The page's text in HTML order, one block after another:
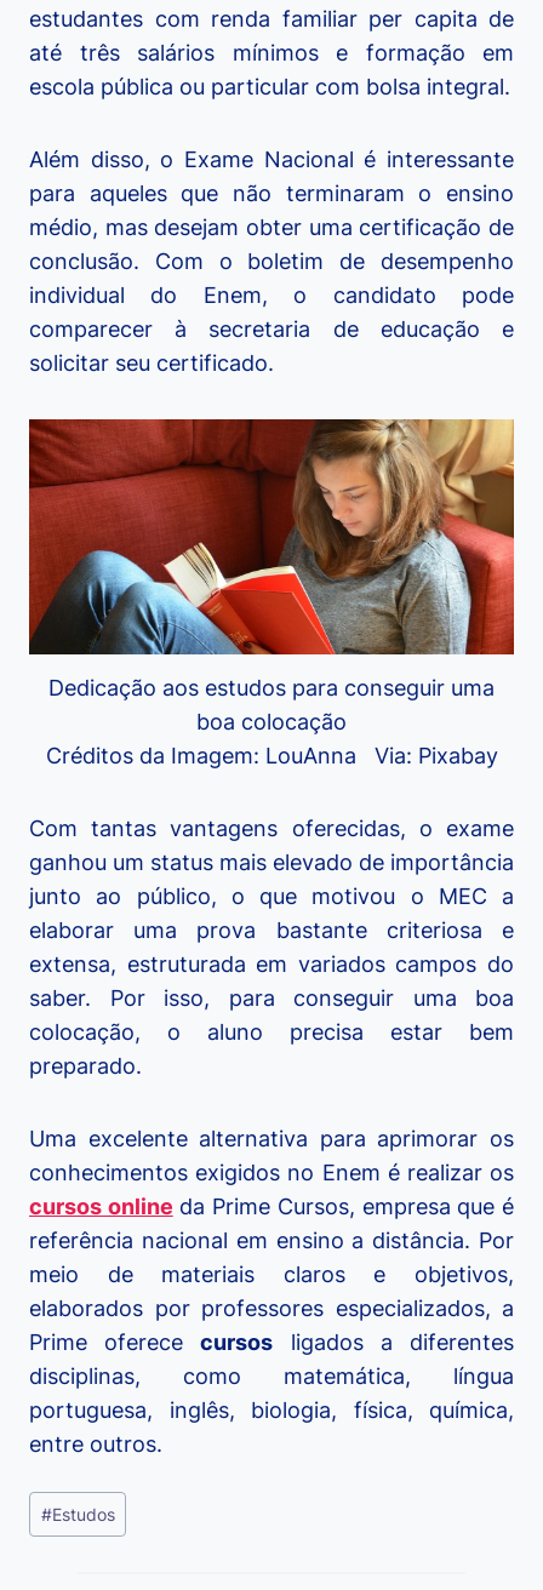
estudantes com renda familiar per capita de
até três salários mínimos e formação em
escola pública ou particular com bolsa integral.
Além disso, o Exame Nacional é interessante
para aqueles que não terminaram o ensino
médio, mas desejam obter uma certificação de
conclusão. Com o boletim de desempenho
individual do Enem, o candidato pode
comparecer à secretaria de educação e
solicitar seu certificado.
Dedicação aos estudos para conseguir uma
boa colocação
Créditos da Imagem: LouAnna Via: Pixabay
Com tantas vantagens oferecidas, o exame
ganhou um status mais elevado de importância
junto ao público, o que motivou o MEC a
elaborar uma prova bastante criteriosa e
extensa, estruturada em variados campos do
saber. Por isso, para conseguir uma boa
colocação, o aluno precisa estar bem
preparado.
Uma excelente alternativa para aprimorar os
conhecimentos exigidos no Enem é realizar os
cursos online da Prime Cursos, empresa que é
referência nacional em ensino a distância. Por
meio de materiais claros e objetivos,
elaborados por professores especializados, a
Prime oferececursos ligados a diferentes
disciplinas, como matemática, língua
portuguesa, inglês, biologia, física, química,
entre outros.
Tags
do
#Estudos